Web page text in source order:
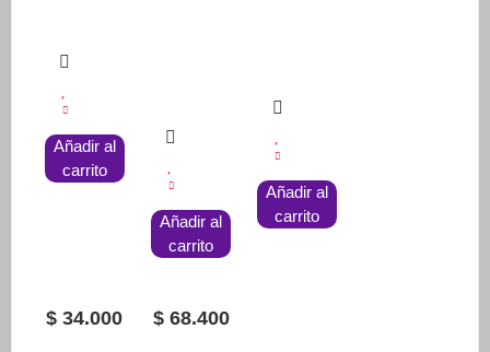
Añadir al
carrito
Añadir al
carrito
Añadir al
carrito
$ 34.000 $68.400